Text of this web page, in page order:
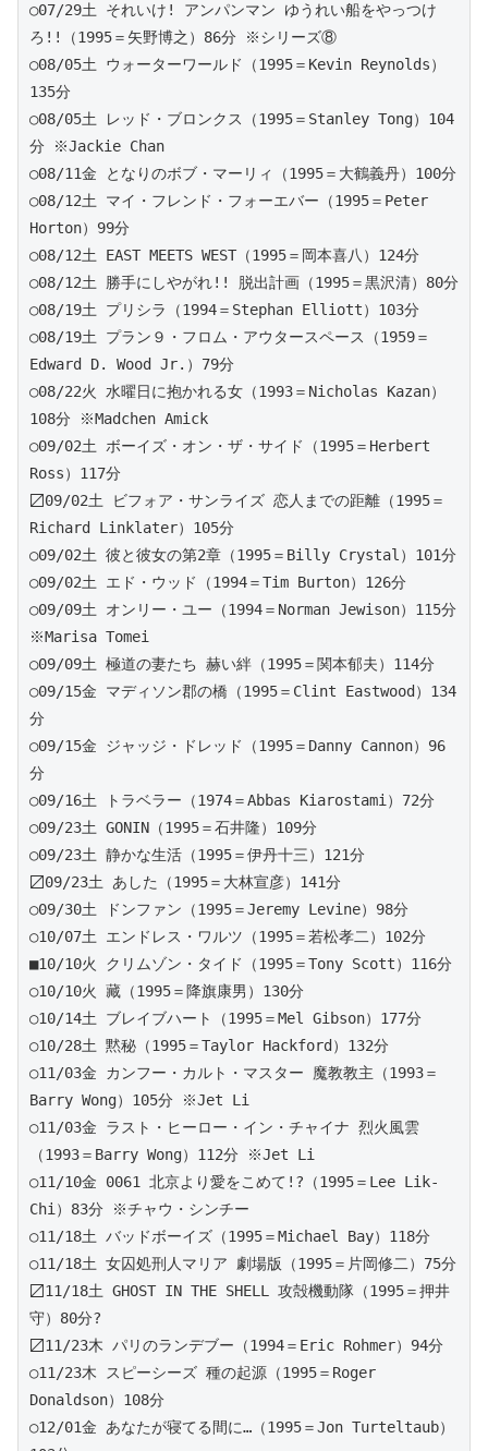
○07/29土 それいけ! アンパンマン ゆうれい船をやっつけ
ろ!!（1995＝矢野博之）86分 ※シリーズ⑧
○08/05土 ウォーターワールド（1995＝Kevin Reynolds）
135分
○08/05土 レッド・ブロンクス（1995＝Stanley Tong）104
分 ※Jackie Chan
○08/11金 となりのボブ・マーリィ（1995＝大鶴義丹）100分
○08/12土 マイ・フレンド・フォーエバー（1995＝Peter
Horton）99分
○08/12土 EAST MEETS WEST（1995＝岡本喜八）124分
○08/12土 勝手にしやがれ!! 脱出計画（1995＝黒沢清）80分
○08/19土 プリシラ（1994＝Stephan Elliott）103分
○08/19土 プラン９・フロム・アウタースペース（1959＝
Edward D. Wood Jr.）79分
○08/22火 水曜日に抱かれる女（1993＝Nicholas Kazan）
108分 ※Madchen Amick
○09/02土 ボーイズ・オン・ザ・サイド（1995＝Herbert
Ross）117分
〼09/02土 ビフォア・サンライズ 恋人までの距離（1995＝
Richard Linklater）105分
○09/02土 彼と彼女の第2章（1995＝Billy Crystal）101分
○09/02土 エド・ウッド（1994＝Tim Burton）126分
○09/09土 オンリー・ユー（1994＝Norman Jewison）115分
※Marisa Tomei
○09/09土 極道の妻たち 赫い絆（1995＝関本郁夫）114分
○09/15金 マディソン郡の橋（1995＝Clint Eastwood）134
分
○09/15金 ジャッジ・ドレッド（1995＝Danny Cannon）96
分
○09/16土 トラベラー（1974＝Abbas Kiarostami）72分
○09/23土 GONIN（1995＝石井隆）109分
○09/23土 静かな生活（1995＝伊丹十三）121分
〼09/23土 あした（1995＝大林宣彦）141分
○09/30土 ドンファン（1995＝Jeremy Levine）98分
○10/07土 エンドレス・ワルツ（1995＝若松孝二）102分
○10/10火 藏（1995＝降旗康男）130分
○10/14土 ブレイブハート（1995＝Mel Gibson）177分
○10/28土 黙秘（1995＝Taylor Hackford）132分
○11/03金 カンフー・カルト・マスター 魔教教主（1993＝
Barry Wong）105分 ※Jet Li
○11/03金 ラスト・ヒーロー・イン・チャイナ 烈火風雲
（1993＝Barry Wong）112分 ※Jet Li
○11/10金 0061 北京より愛をこめて!?（1995＝Lee Lik-
Chi）83分 ※チャウ・シンチー
○11/18土 バッドボーイズ（1995＝Michael Bay）118分
○11/18土 女囚処刑人マリア 劇場版（1995＝片岡修二）75分
〼11/18土 GHOST IN THE SHELL 攻殻機動隊（1995＝押井
守）80分?
〼11/23木 パリのランデブー（1994＝Eric Rohmer）94分
○11/23木 スピーシーズ 種の起源（1995＝Roger
Donaldson）108分
○12/01金 あなたが寝てる間に…（1995＝Jon Turteltaub）